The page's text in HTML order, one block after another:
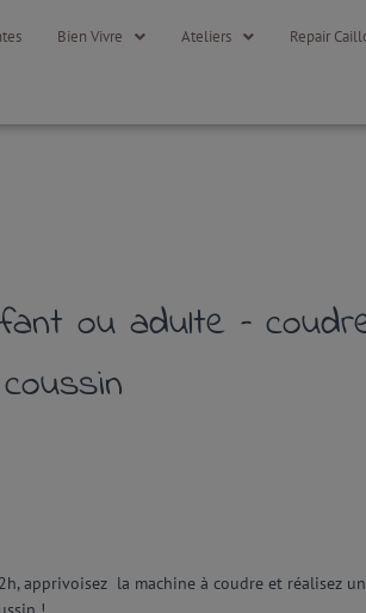
Bien Vivre Ateliers Repair
ou adulte –
apprivoisez la machine à coudre et réalisez